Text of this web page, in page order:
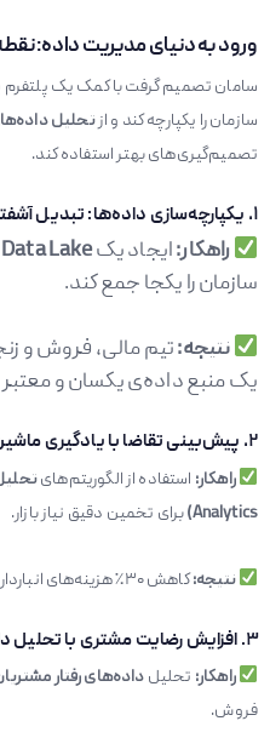
ورود به دنیای مدیریت داده:
سامان تصمیم گرفت با کمک یک پلتفرم
سازمان را یکپارچه کند و ازتحلیل
تصمیم‌گیری‌های بهتر استفاده کند.
۱. یکپارچه‌سازی داده‌ها: تبدیل
راهکار:ایجاد یکData Lake
سازمان را یکجا جمع کند.
نتیجه:تیم مالی، فروش و
یک منبع داده‌ی یکسان و
۲. پیش‌بینی تقاضا با یادگیری
راهکار: استفاده از الگوریتم‌های
Analytics) برای تخمین دقیق نیاز بازار.
نتیجه:کاهش ۳۰٪ هزینه‌های انبارداری و جلوگیری از کمبود یا مازاد موجودی.
۳. افزایش رضایت مشتری با تحلیل
راهکار: تحلیل داده‌های رفتار
فروش.